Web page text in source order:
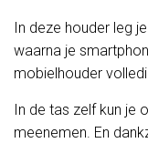
In deze houder leg
waarna je
mobielhouder
In de tas zelf kun je
meenemen. En